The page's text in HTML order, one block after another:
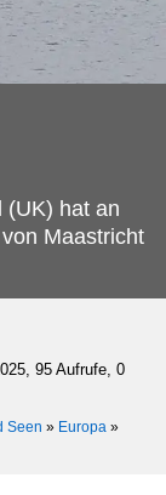
(UK) hat an
Maastricht
95 Aufrufe, 0
Seen » Europa »